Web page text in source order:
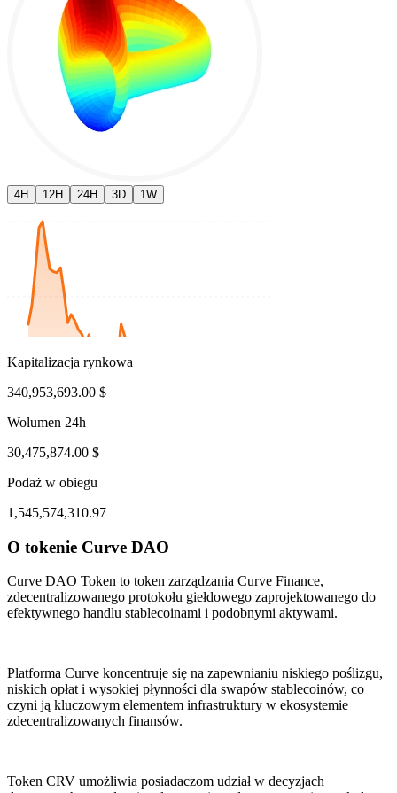
4H 12H 24H 3D 1W
30, 04:54 PM
Kapitalizacja rynkowa
340,953,693.00 $
Wolumen 24h
30,475,874.00 $
Podaż w obiegu
1,545,574,310.97
O tokenie Curve DAO
Curve DAO Token to token zarządzania Curve Finance,
zdecentralizowanego protokołu giełdowego zaprojektowanego do
efektywnego handlu stablecoinami i podobnymi aktywami.
Platforma Curve koncentruje się na zapewnianiu niskiego poślizgu,
niskich opłat i wysokiej płynności dla swapów stablecoinów, co
czyni ją kluczowym elementem infrastruktury w ekosystemie
zdecentralizowanych finansów.
Token CRV umożliwia posiadaczom udział w decyzjach